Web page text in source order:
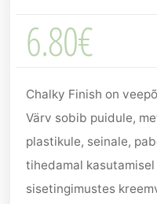
6.80€
Chalky Finish on
Värv sobib puidule,
plastikule, seinale,
tihedamal
sisetingimustes